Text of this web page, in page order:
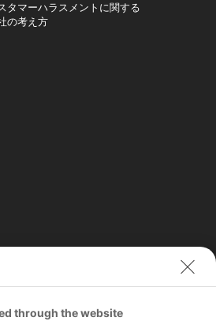
タマーハラスメントに関する
の考え方
through the website